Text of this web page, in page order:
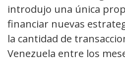
introdujo una única
financiar nuevas
la cantidad de
Venezuela entre los